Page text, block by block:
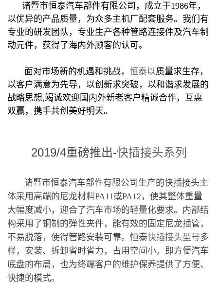
诸暨市恒泰汽车部件有限公司，成立于1986年，
以优异的产品质量，为众多主机厂配套服务。我们有
专业的研发团队，专业生产各种管路连接件及汽车制
动元件，获得了海内外顾客的认可。
面对市场新的机遇和挑战， 恒泰以质量求生存，
以客户满意为先导，以创新求突破，以和谐求发展的
战略思想,竭诚欢迎国内外新老客户精诚合作，互惠
双赢，携手共创美好明天。
2019/4重磅推出-快插接头系列
诸暨市恒泰汽车部件有限公司生产的快插接头主
体采用高端的尼龙材料PA11或PA12，使其整体重量
大幅度减小，迎合了汽车市场的轻量化要求。内部结
构采用了铜制的弹性夹件，能有效的固定尼龙插管，
不易脱落，使得管路安装可靠。恒泰快插接头型号多
样，安装、拆卸省时省力，占用空间小，即方便汽车
底盘的布局，也为终端客户的维护保养提供了方便、
快捷的模式。